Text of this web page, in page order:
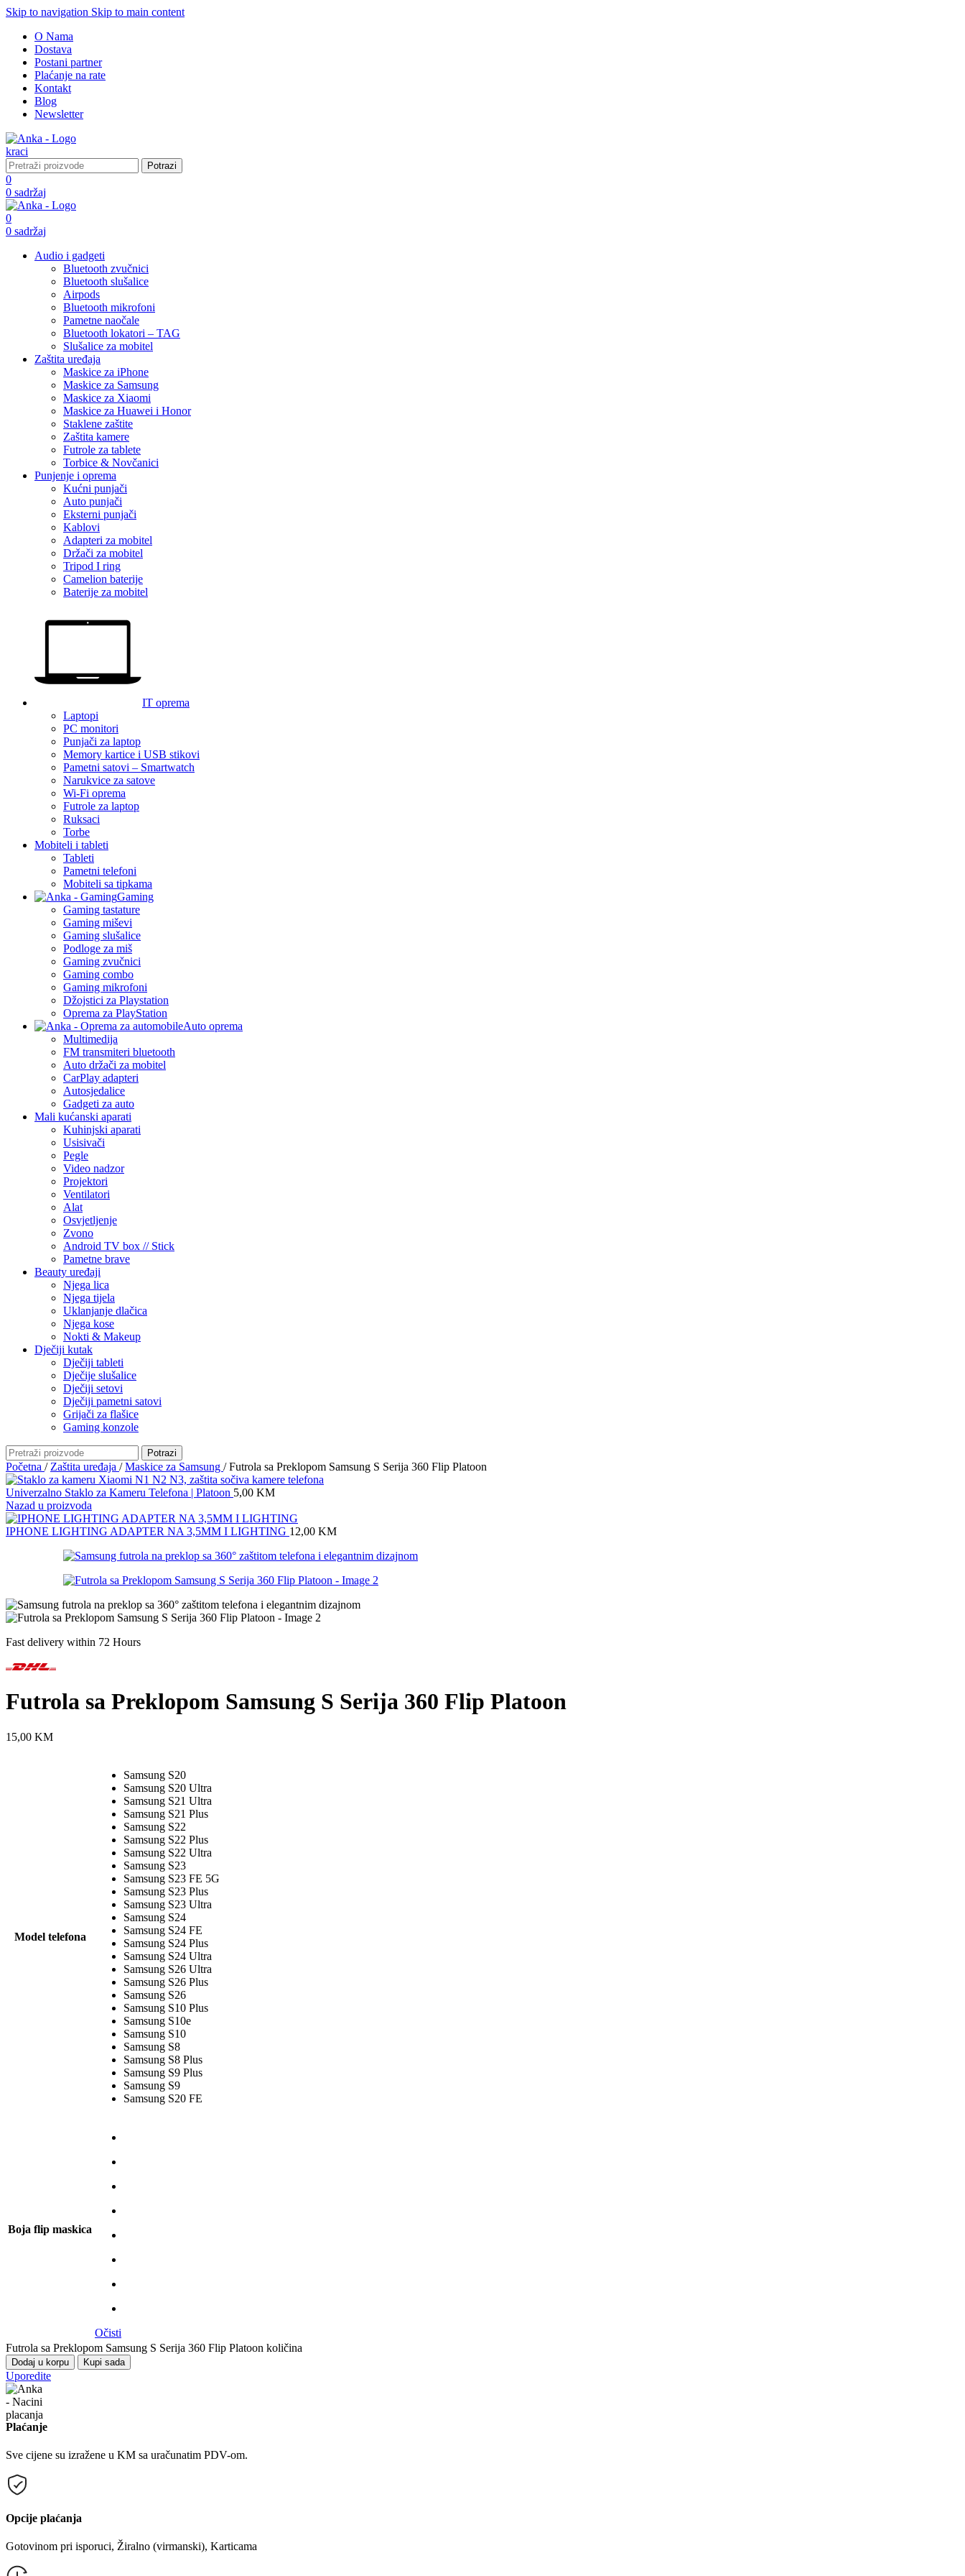
Skip to navigation Skip to main content
O Nama
Dostava
Postani partner
Plaćanje na rate
Kontakt
Blog
Newsletter
Potrazi
0
0 sadržaj
0
0 sadržaj
Audio i gadgeti
Bluetooth zvučnici
Bluetooth slušalice
Airpods
Bluetooth mikrofoni
Pametne naočale
Bluetooth lokatori – TAG
Slušalice za mobitel
Zaštita uređaja
Maskice za iPhone
Maskice za Samsung
Maskice za Xiaomi
Maskice za Huawei i Honor
Staklene zaštite
Zaštita kamere
Futrole za tablete
Torbice & Novčanici
Punjenje i oprema
Kućni punjači
Auto punjači
Eksterni punjači
Kablovi
Adapteri za mobitel
Držači za mobitel
Tripod I ring
Camelion baterije
Baterije za mobitel
IT oprema
Laptopi
PC monitori
Punjači za laptop
Memory kartice i USB stikovi
Pametni satovi – Smartwatch
Narukvice za satove
Wi-Fi oprema
Futrole za laptop
Ruksaci
Torbe
Mobiteli i tableti
Tableti
Pametni telefoni
Mobiteli sa tipkama
Gaming
Gaming tastature
Gaming miševi
Gaming slušalice
Podloge za miš
Gaming zvučnici
Gaming combo
Gaming mikrofoni
Džojstici za Playstation
Oprema za PlayStation
Auto oprema
Multimedija
FM transmiteri bluetooth
Auto držači za mobitel
CarPlay adapteri
Autosjedalice
Gadgeti za auto
Mali kućanski aparati
Kuhinjski aparati
Usisivači
Pegle
Video nadzor
Projektori
Ventilatori
Alat
Osvjetljenje
Zvono
Android TV box // Stick
Pametne brave
Beauty uređaji
Njega lica
Njega tijela
Uklanjanje dlačica
Njega kose
Nokti & Makeup
Dječiji kutak
Dječiji tableti
Dječije slušalice
Dječiji setovi
Dječiji pametni satovi
Grijači za flašice
Gaming konzole
Potrazi
Početna / Zaštita uređaja / Maskice za Samsung / Futrola sa Preklopom Samsung S Serija 360 Flip Platoon
Univerzalno Staklo za Kameru Telefona | Platoon 5,00 KM
Nazad u proizvoda
IPHONE LIGHTING ADAPTER NA 3,5MM I LIGHTING 12,00 KM
Fast delivery within 72 Hours
Futrola sa Preklopom Samsung S Serija 360 Flip Platoon
15,00 KM
Model telefona
Samsung S20
Samsung S20 Ultra
Samsung S21 Ultra
Samsung S21 Plus
Samsung S22
Samsung S22 Plus
Samsung S22 Ultra
Samsung S23
Samsung S23 FE 5G
Samsung S23 Plus
Samsung S23 Ultra
Samsung S24
Samsung S24 FE
Samsung S24 Plus
Samsung S24 Ultra
Samsung S26 Ultra
Samsung S26 Plus
Samsung S26
Samsung S10 Plus
Samsung S10e
Samsung S10
Samsung S8
Samsung S8 Plus
Samsung S9 Plus
Samsung S9
Samsung S20 FE
Boja flip maskica
Očisti
Futrola sa Preklopom Samsung S Serija 360 Flip Platoon količina
Dodaj u korpu Kupi sada
Uporedite
Plaćanje
Sve cijene su izražene u KM sa uračunatim PDV-om.
Opcije plaćanja
Gotovinom pri isporuci, Žiralno (virmanski), Karticama